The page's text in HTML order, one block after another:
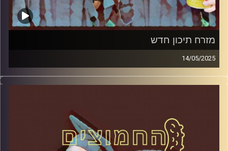
מזרח תיכון חדש
14/05/2025
המערכת הפוליטית על ספת הפסיכולוג, עם פרופסור בועז בן-
דוד ופרופסור גלעד הירשברגר
קרדיט תמונות:AudioVersity